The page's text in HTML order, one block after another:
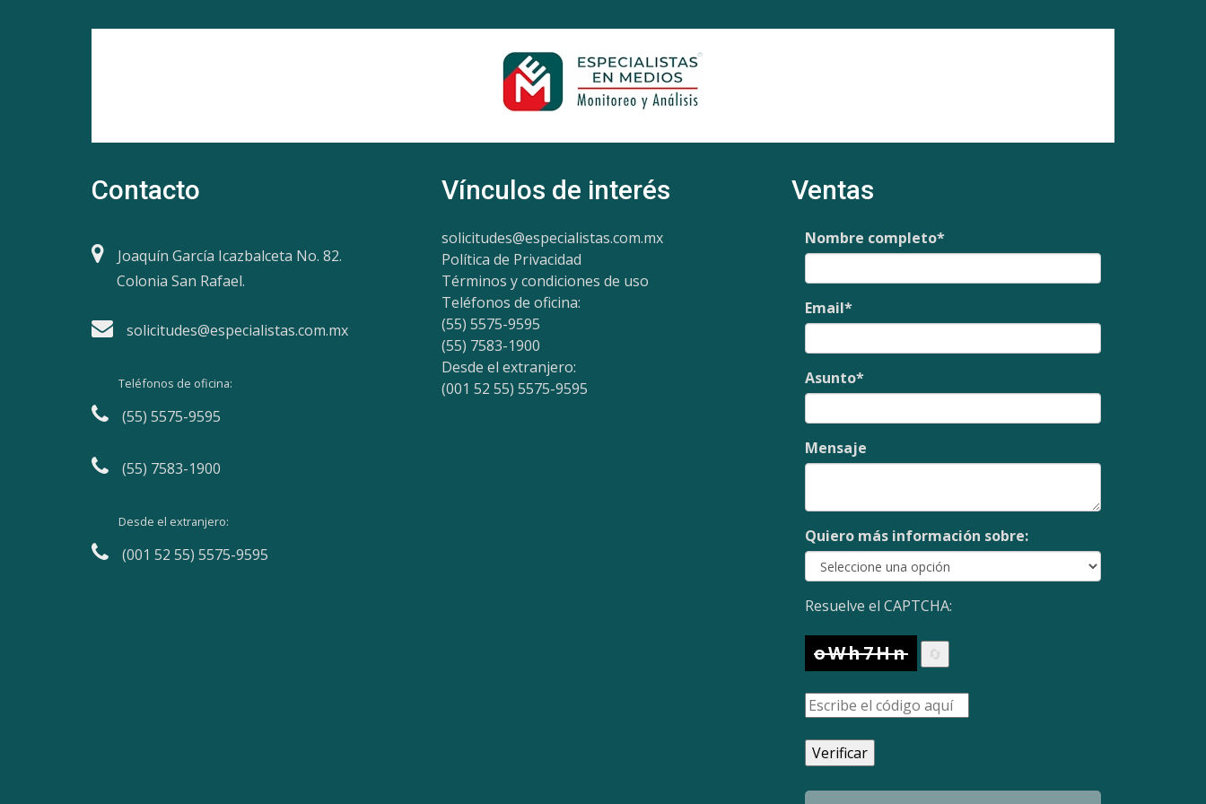
Contacto
Joaquín García Icazbalceta No. 82.
Colonia San Rafael.
solicitudes@especialistas.com.mx
Teléfonos de oficina:
(55) 5575-9595
(55) 7583-1900
Desde el extranjero:
(001 52 55) 5575-9595
Vínculos de interés
solicitudes@especialistas.com.mx
Política de Privacidad
Términos y condiciones de uso
Teléfonos de oficina:
(55) 5575-9595
(55) 7583-1900
Desde el extranjero:
(001 52 55) 5575-9595
Ventas
Nombre completo*
Email*
Asunto*
Mensaje
Quiero más información sobre:
Resuelve el CAPTCHA:
oWh7Hn
Verificar